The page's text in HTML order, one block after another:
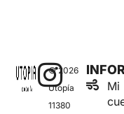
© 2026
Utopía
11380
Mi